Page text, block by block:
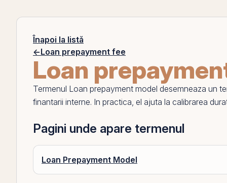
Înapoi la listă
←Loan prepayment fee
Loan
Termenul Loan prepayment model desemneaza un
finantarii interne. In practica, el ajuta la calibrarea
Pagini unde apare termenul
Loan Prepayment Model